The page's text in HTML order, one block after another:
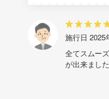
施行日 2025
全てスムー
が出来ました